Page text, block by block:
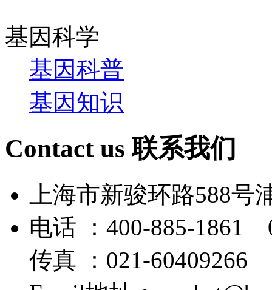
基因科学
基因科普
基因知识
Contact us 联系我们
上海市新骏环路588
电话 ：400-885-1861
传真 ：021-60409266